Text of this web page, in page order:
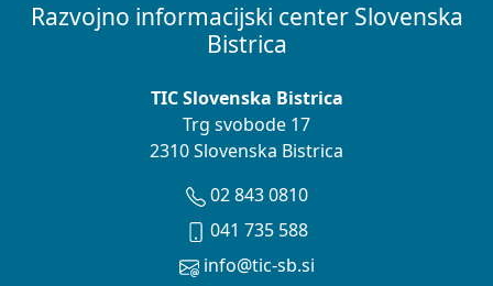
Razvojno informacijski center Slovenska
Bistrica
TIC Slovenska Bistrica
Trg svobode 17
2310 Slovenska Bistrica
02 843 0810
041 735 588
info@tic-sb.si